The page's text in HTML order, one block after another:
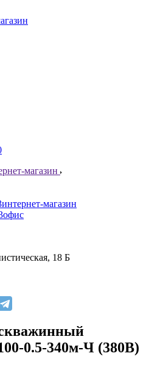
магазин
интернет-магазин
офис
18 Б
0.5-340м-Ч (380В)